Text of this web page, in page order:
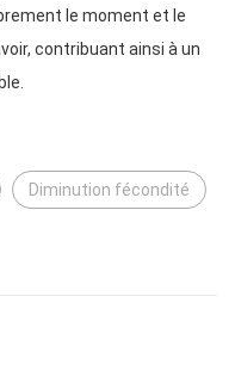
le moment et le
contribuant ainsi à un
Diminution fécondité